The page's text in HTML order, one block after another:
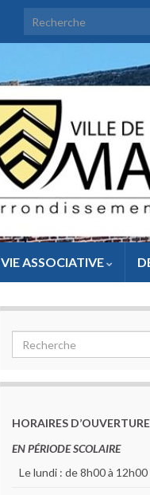
VIE ASSOCIATIVE
HORAIRES
EN PÉRIODE SCOLAIRE
Le lundi : de 8h00 à 12h00